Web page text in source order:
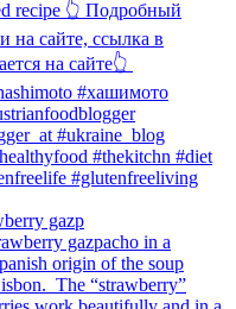
gazp